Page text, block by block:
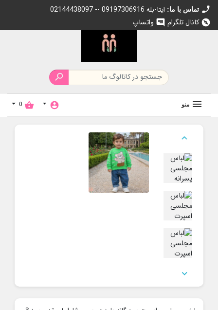
call تماس با ما: 02144438097 -- 09197306916 ایتا-بله
explore کانال تلگرام chat واتساپ

منو account_circle
shopping_basket
0

